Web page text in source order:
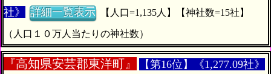
社》
詳細一覧表示
（人口１０万人当たりの神社数）
『高知県安芸郡東洋町』
【第16位】《1,277.09社》